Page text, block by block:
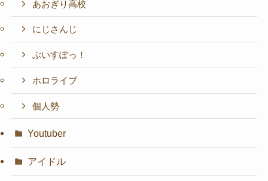
あおぎり高校
にじさんじ
ぶいすぽっ！
ホロライブ
個人勢
Youtuber
アイドル